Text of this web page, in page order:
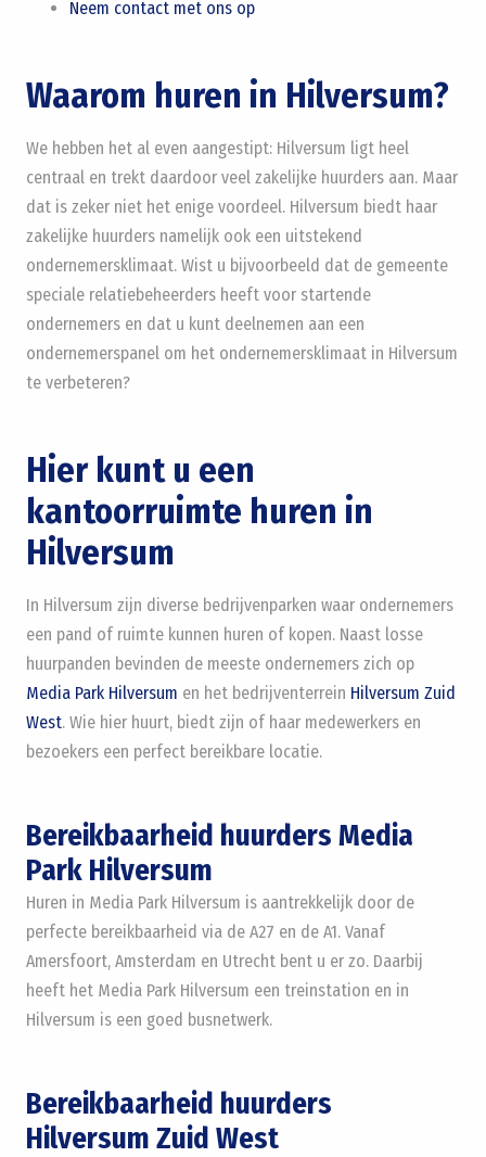
Neem contact met ons op
Waarom huren in Hilversum?
We hebben het al even aangestipt: Hilversum ligt heel
centraal en trekt daardoor veel zakelijke huurders aan. Maar
dat is zeker niet het enige voordeel. Hilversum biedt haar
zakelijke huurders namelijk ook een uitstekend
ondernemersklimaat. Wist u bijvoorbeeld dat de gemeente
speciale relatiebeheerders heeft voor startende
ondernemers en dat u kunt deelnemen aan een
ondernemerspanel om het ondernemersklimaat in Hilversum
te verbeteren?
Hier kunt u een
kantoorruimte huren in
Hilversum
In Hilversum zijn diverse bedrijvenparken waar ondernemers
een pand of ruimte kunnen huren of kopen. Naast losse
huurpanden bevinden de meeste ondernemers zich op
Media Park Hilversum en het bedrijventerrein Hilversum Zuid
West. Wie hier huurt, biedt zijn of haar medewerkers en
bezoekers een perfect bereikbare locatie.
Bereikbaarheid huurders Media
Park Hilversum
Huren in Media Park Hilversum is aantrekkelijk door de
perfecte bereikbaarheid via de A27 en de A1. Vanaf
Amersfoort, Amsterdam en Utrecht bent u er zo. Daarbij
heeft het Media Park Hilversum een treinstation en in
Hilversum is een goed busnetwerk.
Bereikbaarheid huurders
Hilversum Zuid West